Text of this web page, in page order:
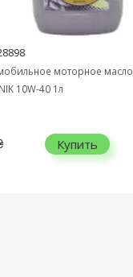
моторное масло
10W-40 1л
Купить